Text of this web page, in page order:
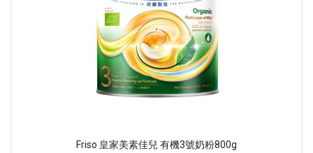
Friso 皇家美素佳兒 有機3號奶粉800g